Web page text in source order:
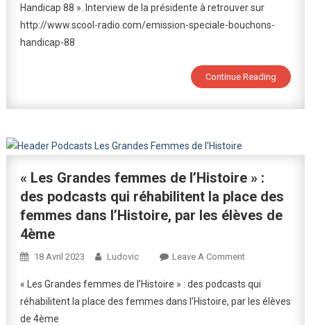
Handicap
88
Handicap 88 ». Interview de la présidente à retrouver sur
http://www.scool-radio.com/emission-speciale-bouchons-
handicap-88
Continue Reading
« Les Grandes femmes de l’Histoire » :
des podcasts qui réhabilitent la place des
femmes dans l’Histoire, par les élèves de
4ème
18 Avril 2023 Ludovic Leave A CommentOn
Grandes
Femmes
« Les Grandes femmes de l’Histoire » : des podcasts qui
réhabilitent la place des femmes dans l’Histoire, par les élèves
de 4ème